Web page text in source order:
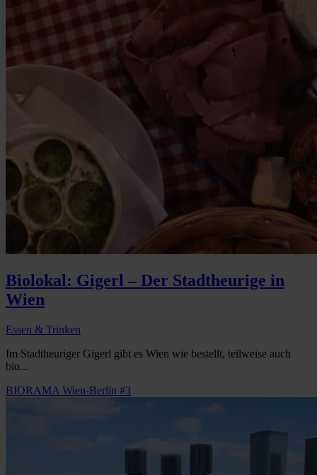
Biolokal: Gigerl – Der Stadtheurige in
Wien
Essen & Trinken
Im Stadtheuriger Gigerl gibt es Wien wie bestellt, teilweise auch
bio...
BIORAMA Wien-Berlin #3